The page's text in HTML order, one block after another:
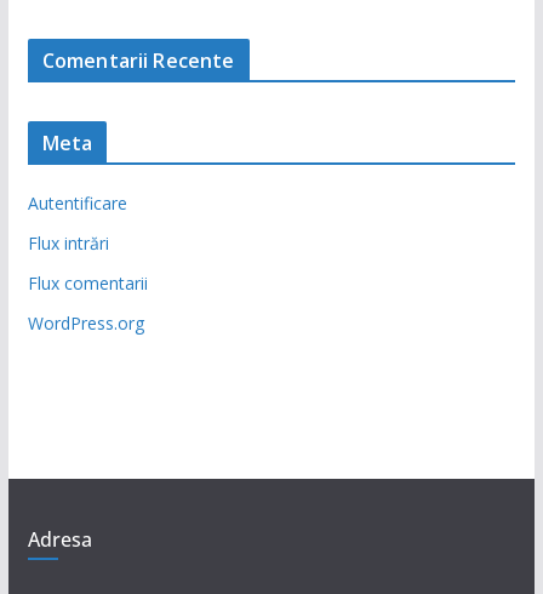
Comentarii Recente
Meta
Autentificare
Flux intrări
Flux comentarii
WordPress.org
Adresa